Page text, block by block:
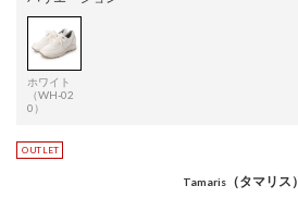
ホワイト
（WH-02
0）
Tamaris （タマリス）